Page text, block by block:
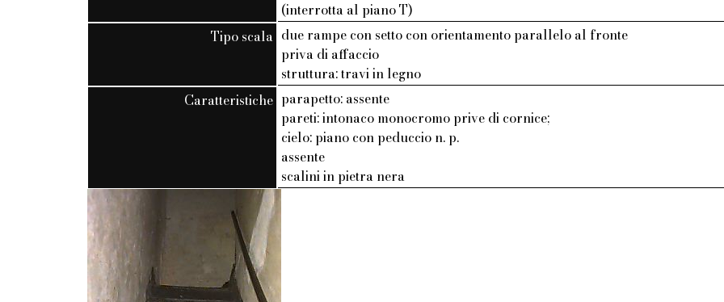
(interrotta al piano T)
Tipo scala due rampe con setto con orientamento parallelo al fronte
priva di affaccio
struttura: travi in legno
Caratteristiche parapetto: assente
pareti: intonaco monocromo prive di cornice;
cielo: piano con peduccio n. p.
assente
scalini in pietra nera